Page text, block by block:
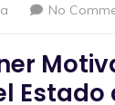
No
Estado